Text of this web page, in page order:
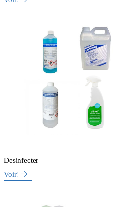
Desinfecter
Voir!